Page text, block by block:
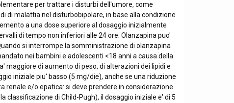
per trattare i disturbi dell'umore, come
di malattia nel disturbobipolare, in base alla condizione
a una dose superiore al dosaggio inizialmente
di tempo non inferiori alle 24 ore. Olanzapina puo'
si interrompe la somministrazione di olanzapina
nei bambini e adolescenti <18 anni a causa della
di aumento di peso, di alterazioni dei lipidi e
iniziale piu' basso (5 mg/die), anche se una riduzione
renale e/o epatica: si deve prendere in considerazione
classificazione di Child-Pugh), il dosaggio iniziale e' di 5